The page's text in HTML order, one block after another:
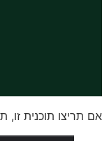
אם תריצו תוכנית זו,